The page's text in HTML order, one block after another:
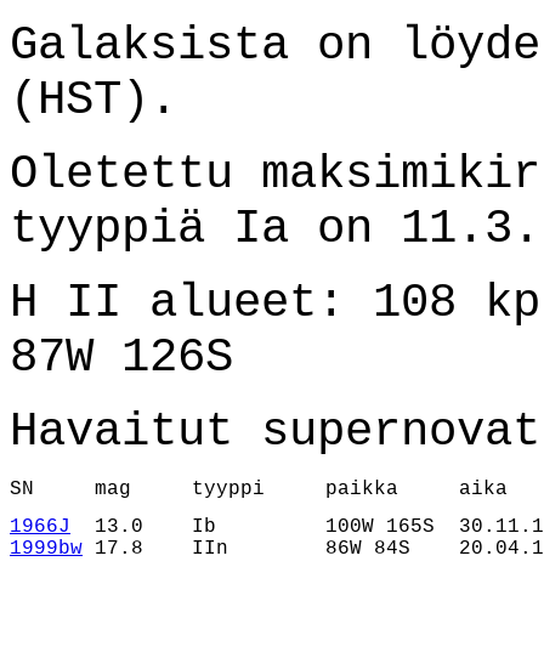
Galaksista on
(HST).
Oletettu
tyyppiä Ia on 11.3.
H II alueet: 108
87W 126S
Havaitut
SN     mag     tyyppi     paikka     aika
1966J
1999bw 17.8    IIn        86W 84S